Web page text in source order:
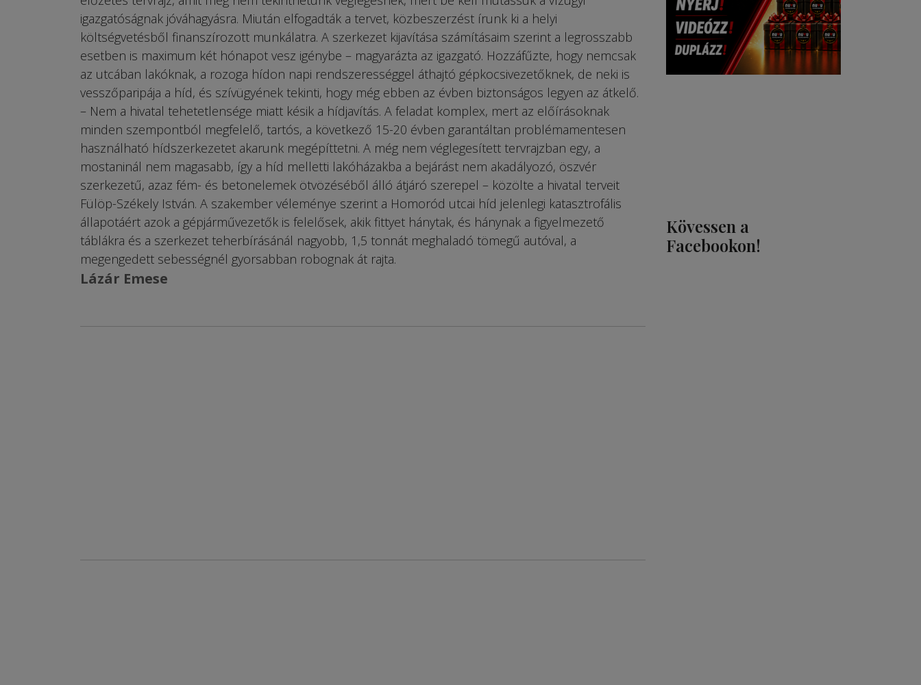
igazgatóságnak jóváhagyásra. Miután elfogadták a tervet, közbeszerzést írunk ki a helyi
költségvetésből finanszírozott munkálatra. A szerkezet kijavítása számításaim szerint a legrosszabb
esetben is maximum két hónapot vesz igénybe – magyarázta az igazgató. Hozzáfűzte, hogy nemcsak
az utcában lakóknak, a rozoga hídon napi rendszerességgel áthajtó gépkocsivezetőknek, de neki is
vesszőparipája a híd, és szívügyének tekinti, hogy még ebben az évben biztonságos legyen az átkelő.
– Nem a hivatal tehetetlensége miatt késik a hídjavítás. A feladat komplex, mert az előírásoknak
minden szempontból megfelelő, tartós, a következő 15-20 évben garantáltan problémamentesen
használható hídszerkezetet akarunk megépíttetni. A még nem véglegesített tervrajzban egy, a
mostaninál nem magasabb, így a híd melletti lakóházakba a bejárást nem akadályozó, öszvér
szerkezetű, azaz fém- és betonelemek ötvözéséből álló átjáró szerepel – közölte a hivatal terveit
Fülöp-Székely István. A szakember véleménye szerint a Homoród utcai híd jelenlegi katasztrofális
állapotáért azok a gépjárművezetők is felelősek, akik fittyet hánytak, és hánynak a figyelmezető
táblákra és a szerkezet teherbírásánál nagyobb, 1,5 tonnát meghaladó tömegű autóval, a
megengedett sebességnél gyorsabban robognak át rajta.
Lázár Emese
Kövessen a
Facebookon!